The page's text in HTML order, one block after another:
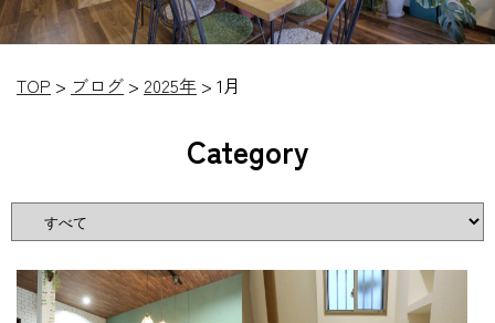
TOP > ブログ > 2025年 > 1月
Category